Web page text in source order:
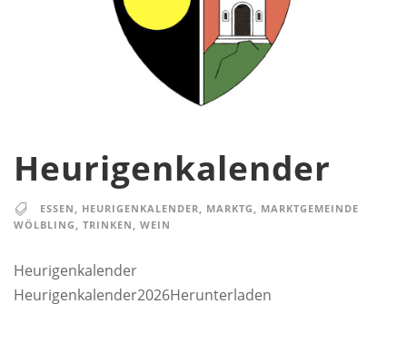
Heurigenkalender
ESSEN HEURIGENKALENDER MARKTG
MARKTGEMEINDE
WÖLBLING
TRINKEN WEIN
Heurigenkalender
Heurigenkalender2026Herunterladen